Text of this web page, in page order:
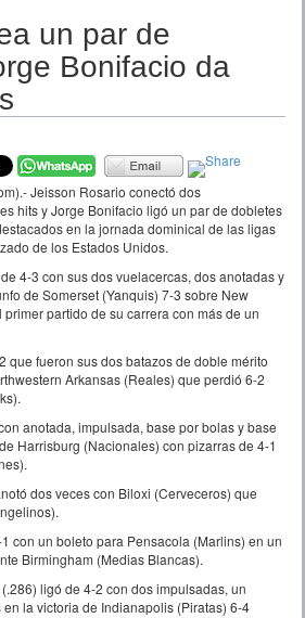
un par de
Bonifacio da
Jeisson Rosario conectó dos
hits y Jorge Bonifacio ligó un par de dobletes
en la jornada dominical de las ligas
de los Estados Unidos.
4-3 con sus dos vuelacercas, dos anotadas y
de Somerset (Yanquis) 7-3 sobre New
partido de su carrera con más de un
que fueron sus dos batazos de doble mérito
Arkansas (Reales) que perdió 6-2
anotada, impulsada, base por bolas y base
Harrisburg (Nacionales) con pizarras de 4-1
dos veces con Biloxi (Cerveceros) que
con un boleto para Pensacola (Marlins) en un
Birmingham (Medias Blancas).
ligó de 4-2 con dos impulsadas, un
la victoria de Indianapolis (Piratas) 6-4